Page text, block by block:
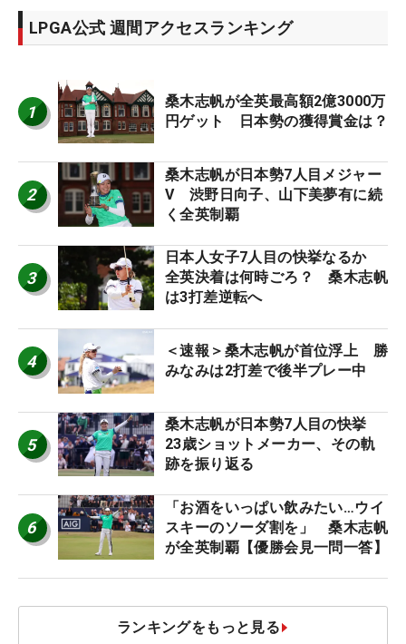
LPGA公式 週間アクセスランキング
1
桑木志帆が全英最高額2億3000万
円ゲット 日本勢の獲得賞金は？
2
桑木志帆が日本勢7人目メジャー
V 渋野日向子、山下美夢有に続
く全英制覇
3
日本人女子7人目の快挙なるか
全英決着は何時ごろ？ 桑木志帆
は3打差逆転へ
4
＜速報＞桑木志帆が首位浮上 勝
みなみは2打差で後半プレー中
5
桑木志帆が日本勢7人目の快挙
23歳ショットメーカー、その軌
跡を振り返る
6
「お酒をいっぱい飲みたい…ウイ
スキーのソーダ割を」 桑木志帆
が全英制覇【優勝会見一問一答】
ランキングをもっと見る